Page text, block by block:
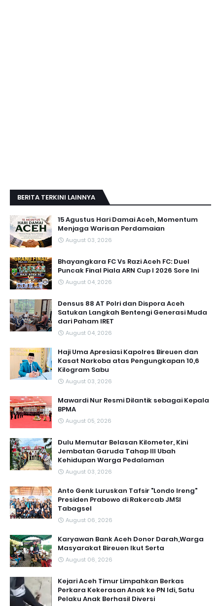
BERITA TERKINI LAINNYA
15 Agustus Hari Damai Aceh, Momentum
Menjaga Warisan Perdamaian
August 03, 2026
Bhayangkara FC Vs Razi Aceh FC: Duel
Puncak Final Piala ARN Cup I 2026 Sore Ini
August 04, 2026
Densus 88 AT Polri dan Dispora Aceh
Satukan Langkah Bentengi Generasi Muda
dari Paham IRET
August 04, 2026
Haji Uma Apresiasi Kapolres Bireuen dan
Kasat Narkoba atas Pengungkapan 10,6
Kilogram Sabu
August 03, 2026
Mawardi Nur Resmi Dilantik sebagai Kepala
BPMA
August 05, 2026
Dulu Memutar Belasan Kilometer, Kini
Jembatan Garuda Tahap III Ubah
Kehidupan Warga Pedalaman ‎
August 03, 2026
Anto Genk Luruskan Tafsir "Londo Ireng"
Presiden Prabowo di Rakercab JMSI
Tabagsel
August 06, 2026
Karyawan Bank Aceh Donor Darah,Warga
Masyarakat Bireuen Ikut Serta
August 06, 2026
Kejari Aceh Timur Limpahkan Berkas
Perkara Kekerasan Anak ke PN Idi, Satu
Pelaku Anak Berhasil Diversi